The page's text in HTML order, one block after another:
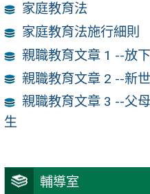
輔導室
家庭教育法
家庭教育法施行細則
親職教育文章 1 --放
親職教育文章 2 --新
親職教育文章 3 --父
生